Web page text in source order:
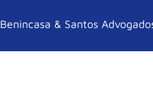
Benincasa & Santos